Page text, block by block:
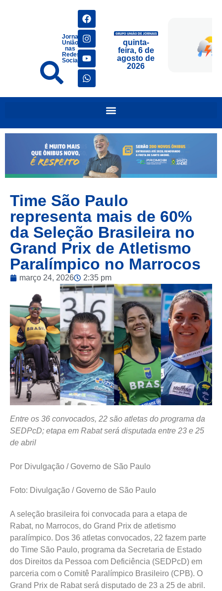
Jornais
União
nas
Redes
Sociais
quinta-
feira, 6 de
agosto de
2026
Time São Paulo
representa mais de 60%
da Seleção Brasileira no
Grand Prix de Atletismo
Paralímpico no Marrocos
março 24, 2026 2:35 pm
Entre os 36 convocados, 22 são atletas do programa da
SEDPcD; etapa em Rabat será disputada entre 23 e 25
de abril
Por Divulgação / Governo de São Paulo
Foto: Divulgação / Governo de São Paulo
A seleção brasileira foi convocada para a etapa de
Rabat, no Marrocos, do Grand Prix de atletismo
paralímpico. Dos 36 atletas convocados, 22 fazem parte
do Time São Paulo, programa da Secretaria de Estado
dos Direitos da Pessoa com Deficiência (SEDPcD) em
parceria com o Comitê Paralímpico Brasileiro (CPB). O
Grand Prix de Rabat será disputado de 23 a 25 de abril.